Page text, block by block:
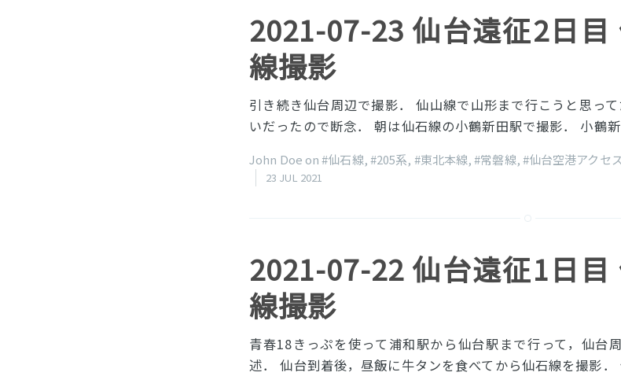
2021-07-23 仙台遠征2日
線撮影
引き続き仙台周辺で撮影． 仙山線で山形まで行こうと思っ
いだったので断念． 朝は仙石線の小鶴新田駅で撮影． 小鶴
John Doe on#仙石線,#205系, #東北本線,#常磐線,#仙台空港アクセ
23 JUL 2021
2021-07-22 仙台遠征1日
線撮影
青春18きっぷを使って浦和駅から仙台駅まで行って，仙台
述． 仙台到着後，昼飯に牛タンを食べてから仙石線を撮影．